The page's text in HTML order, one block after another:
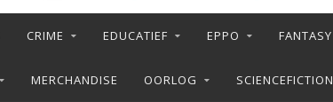
CRIME EDUCATIEF EPPO FANTASY
MERCHANDISE OORLOG SCIENCEFICTION